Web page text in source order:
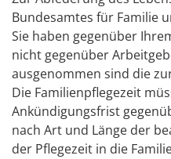
Bundesamtes für Familie
Sie haben gegenüber
nicht gegenüber
ausgenommen sind die
Die Familienpflegezeit
Ankündigungsfrist
nach Art und Länge der
der Pflegezeit in die